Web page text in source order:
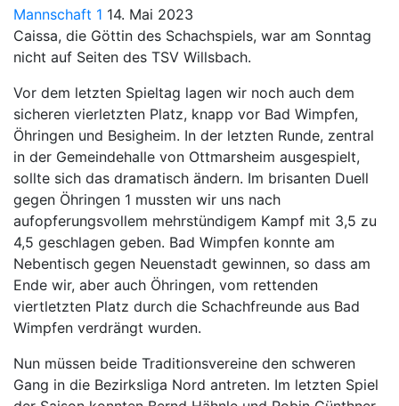
Mannschaft 1 14. Mai 2023
Caissa, die Göttin des Schachspiels, war am Sonntag
nicht auf Seiten des TSV Willsbach.
Vor dem letzten Spieltag lagen wir noch auch dem
sicheren vierletzten Platz, knapp vor Bad Wimpfen,
Öhringen und Besigheim. In der letzten Runde, zentral
in der Gemeindehalle von Ottmarsheim ausgespielt,
sollte sich das dramatisch ändern. Im brisanten Duell
gegen Öhringen 1 mussten wir uns nach
aufopferungsvollem mehrstündigem Kampf mit 3,5 zu
4,5 geschlagen geben. Bad Wimpfen konnte am
Nebentisch gegen Neuenstadt gewinnen, so dass am
Ende wir, aber auch Öhringen, vom rettenden
viertletzten Platz durch die Schachfreunde aus Bad
Wimpfen verdrängt wurden.
Nun müssen beide Traditionsvereine den schweren
Gang in die Bezirksliga Nord antreten. Im letzten Spiel